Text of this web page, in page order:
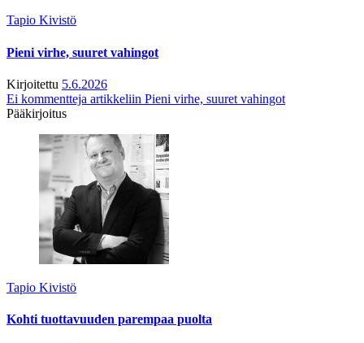
Tapio Kivistö
Pieni virhe, suuret vahingot
Kirjoitettu 5.6.2026
Ei kommentteja artikkeliin Pieni virhe, suuret vahingot
Pääkirjoitus
Tapio Kivistö
Kohti tuottavuuden parempaa puolta